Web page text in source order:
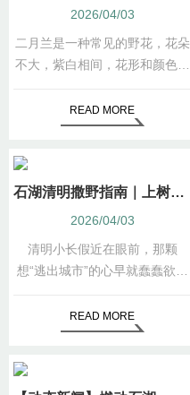
2026/04/03
二月兰是一种常见的野花，花朵
不大，紫白相间，花形和颜色都
却开得那样恣肆，那样灿烂，那
样无畏。
READ MORE
石湖清明撒野指南｜上树梢、下赛道、游湖心，解锁春天的N种玩法
2026/04/03
清明小长假近在眼前，那颗
想“逃出城市”的心早就蠢蠢欲动
READ MORE